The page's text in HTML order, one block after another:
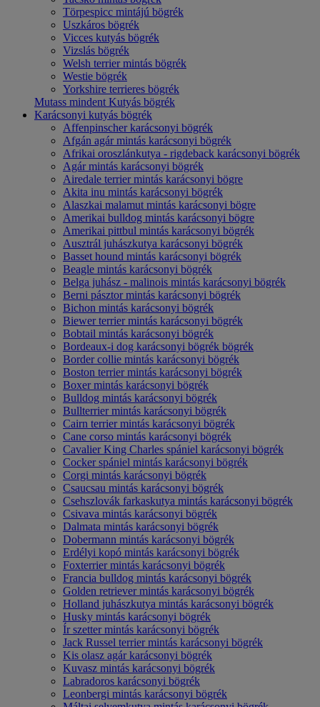
Törpespicc mintájú bögrék
Uszkáros bögrék
Vicces kutyás bögrék
Vizslás bögrék
Welsh terrier mintás bögrék
Westie bögrék
Yorkshire terrieres bögrék
Mutass mindent Kutyás bögrék
Karácsonyi kutyás bögrék
Affenpinscher karácsonyi bögrék
Afgán agár mintás karácsonyi bögrék
Afrikai oroszlánkutya - rigdeback karácsonyi bögrék
Agár mintás karácsonyi bögrék
Airedale terrier mintás karácsonyi bögre
Akita inu mintás karácsonyi bögrék
Alaszkai malamut mintás karácsonyi bögre
Amerikai bulldog mintás karácsonyi bögre
Amerikai pittbul mintás karácsonyi bögrék
Ausztrál juhászkutya karácsonyi bögrék
Basset hound mintás karácsonyi bögrék
Beagle mintás karácsonyi bögrék
Belga juhász - malinois mintás karácsonyi bögrék
Berni pásztor mintás karácsonyi bögrék
Bichon mintás karácsonyi bögrék
Biewer terrier mintás karácsonyi bögrék
Bobtail mintás karácsonyi bögrék
Bordeaux-i dog karácsonyi bögrék bögrék
Border collie mintás karácsonyi bögrék
Boston terrier mintás karácsonyi bögrék
Boxer mintás karácsonyi bögrék
Bulldog mintás karácsonyi bögrék
Bullterrier mintás karácsonyi bögrék
Cairn terrier mintás karácsonyi bögrék
Cane corso mintás karácsonyi bögrék
Cavalier King Charles spániel karácsonyi bögrék
Cocker spániel mintás karácsonyi bögrék
Corgi mintás karácsonyi bögrék
Csaucsau mintás karácsonyi bögrék
Csehszlovák farkaskutya mintás karácsonyi bögrék
Csivava mintás karácsonyi bögrék
Dalmata mintás karácsonyi bögrék
Dobermann mintás karácsonyi bögrék
Erdélyi kopó mintás karácsonyi bögrék
Foxterrier mintás karácsonyi bögrék
Francia bulldog mintás karácsonyi bögrék
Golden retriever mintás karácsonyi bögrék
Holland juhászkutya mintás karácsonyi bögrék
Husky mintás karácsonyi bögrék
Ír szetter mintás karácsonyi bögrék
Jack Russel terrier mintás karácsonyi bögrék
Kis olasz agár karácsonyi bögrék
Kuvasz mintás karácsonyi bögrék
Labradoros karácsonyi bögrék
Leonbergi mintás karácsonyi bögrék